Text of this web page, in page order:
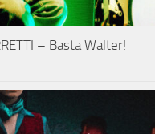
– Basta Walter!